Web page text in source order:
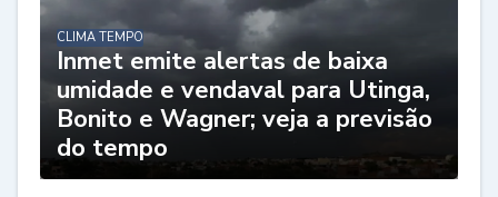
CLIMA TEMPO
Inmet emite alertas de baixa
umidade e vendaval para Utinga,
Bonito e Wagner; veja a previsão
do tempo